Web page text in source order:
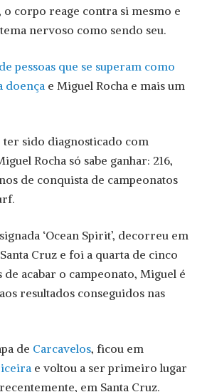
o corpo reage contra si mesmo e
nervoso como sendo seu.
pessoas que se superam como
doença e Miguel Rocha e mais um
ter sido diagnosticado com
Rocha só sabe ganhar: 216,
de conquista de campeonatos
‘Ocean Spirit’, decorreu em
Cruz e foi a quarta de cinco
de acabar o campeonato, Miguel é
resultados conseguidos nas
de Carcavelos, ficou em
e voltou a ser primeiro lugar
em Santa Cruz.